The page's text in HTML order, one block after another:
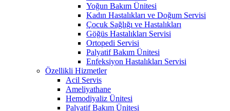
Yoğun Bakım Ünitesi
Kadın Hastalıkları ve Doğum Servisi
Çocuk Sağlığı ve Hastalıkları
Göğüs Hastalıkları Servisi
Ortopedi Servisi
Palyatif Bakım Ünitesi
Enfeksiyon Hastalıkları Servisi
Özellikli Hizmetler
Acil Servis
Ameliyathane
Hemodiyaliz Ünitesi
Palyatif Bakım Ünitesi